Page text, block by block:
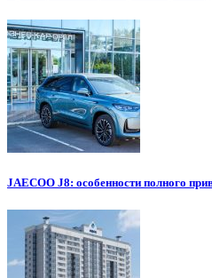
JAECOO J8: особенности полного